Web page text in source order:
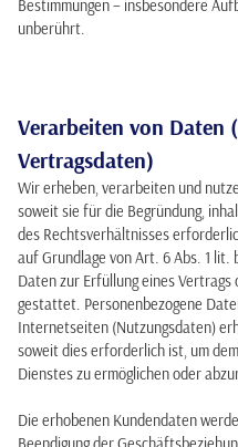
Bestimmungen – insbesondere
unberührt.
Verarbeiten von Daten
Vertragsdaten)
Wir erheben, verarbeiten und
soweit sie für die Begründung,
des Rechtsverhältnisses
auf Grundlage von Art. 6 Abs. 1 lit.
Daten zur Erfüllung eines
gestattet. Personenbezogene
Internetseiten (Nutzungsdaten)
soweit dies erforderlich ist, um
Dienstes zu ermöglichen oder
Die erhobenen Kundendaten